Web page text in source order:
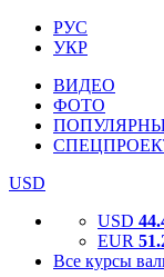
РУС
УКР
ВИДЕО
ФОТО
USD
USD
EUR
Все курсы